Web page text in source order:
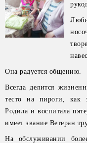
Она радуется общению.
Всегда делится
тесто на пироги, как
Родила и воспитала
имеет звание Ветеран
На обслуживании